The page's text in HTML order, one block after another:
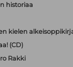
historiaa
kielen
(CD)
Rakki